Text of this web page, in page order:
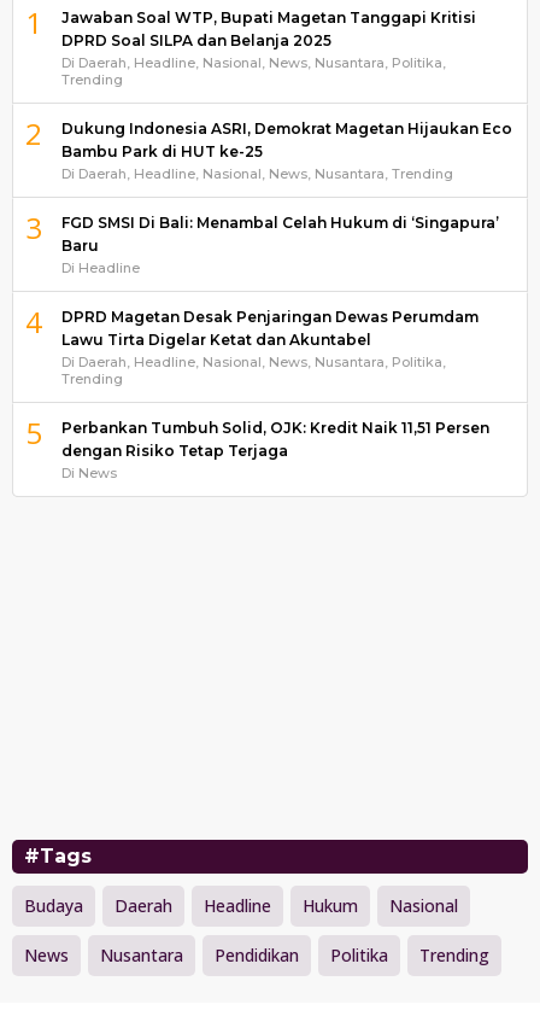
1
Jawaban Soal WTP, Bupati Magetan Tanggapi Kritisi
DPRD Soal SILPA dan Belanja 2025
Di Daerah, Headline, Nasional, News, Nusantara, Politika,
Trending
2
Dukung Indonesia ASRI, Demokrat Magetan Hijaukan Eco
Bambu Park di HUT ke-25
Di Daerah, Headline, Nasional, News, Nusantara, Trending
3
FGD SMSI Di Bali: Menambal Celah Hukum di ‘Singapura’
Baru
Di Headline
4
DPRD Magetan Desak Penjaringan Dewas Perumdam
Lawu Tirta Digelar Ketat dan Akuntabel
Di Daerah, Headline, Nasional, News, Nusantara, Politika,
Trending
5
Perbankan Tumbuh Solid, OJK: Kredit Naik 11,51 Persen
dengan Risiko Tetap Terjaga
Di News
#Tags
Budaya Daerah Headline Hukum Nasional
News Nusantara Pendidikan Politika Trending